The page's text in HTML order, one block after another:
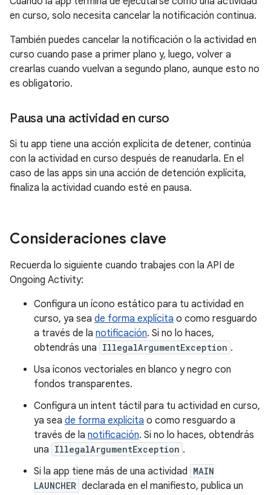
en curso, solo necesita cancelar la notificación continua.
También puedes cancelar la notificación o la actividad en
curso cuando pase a primer plano y, luego, volver a
crearlas cuando vuelvan a segundo plano, aunque esto no
es obligatorio.
Pausa una actividad en curso
Si tu app tiene una acción explícita de detener, continúa
con la actividad en curso después de reanudarla. En el
caso de las apps sin una acción de detención explícita,
finaliza la actividad cuando esté en pausa.
Consideraciones clave
Recuerda lo siguiente cuando trabajes con la API de
Ongoing Activity:
Configura un ícono estático para tu actividad en
curso, ya sea de forma explícita o como resguardo
a través de la notificación. Si no lo haces,
obtendrás una IllegalArgumentException .
Usa íconos vectoriales en blanco y negro con
fondos transparentes.
Configura un intent táctil para tu actividad en curso,
ya sea de forma explícita o como resguardo a
través de la notificación. Si no lo haces, obtendrás
una IllegalArgumentException .
Si la app tiene más de una actividad MAIN
LAUNCHER declarada en el manifiesto, publica un